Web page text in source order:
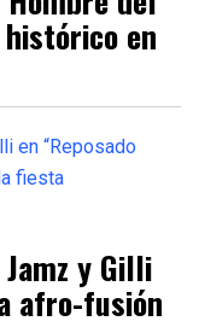
en
y Gilli
afro-fusión